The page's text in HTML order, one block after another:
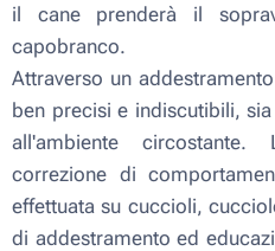
il cane prenderà il
capobranco.
Attraverso un
ben precisi e indiscutibili,
all'ambiente
correzione di
effettuata su cuccioli,
di addestramento ed